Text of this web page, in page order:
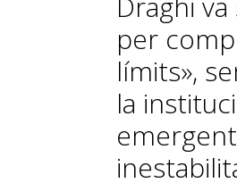
per
límits»,
la